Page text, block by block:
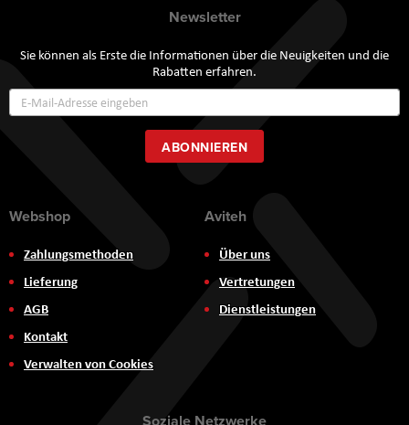
Newsletter
Sie können als Erste die Informationen über die Neuigkeiten und die
Rabatten erfahren.
zum
Newsletter:
ABONNIEREN
Webshop
Zahlungsmethoden
Lieferung
AGB
Kontakt
Verwalten von Cookies
Aviteh
Über uns
Vertretungen
Dienstleistungen